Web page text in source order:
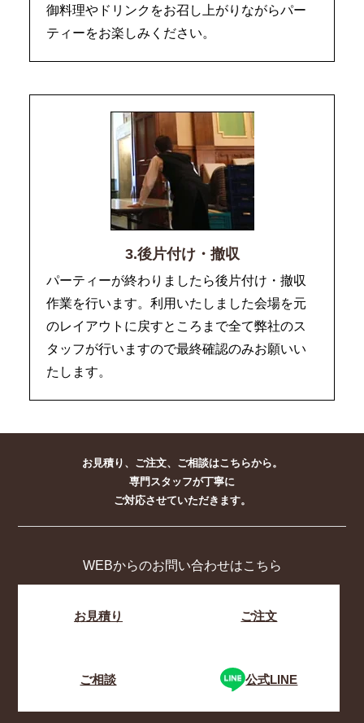
御料理やドリンクをお召し上がりながらパー
ティーをお楽しみください。
3.後片付け・撤収
パーティーが終わりましたら後片付け・撤収
作業を行います。利用いたしました会場を元
のレイアウトに戻すところまで全て弊社のス
タッフが行いますので最終確認のみお願いい
たします。
お見積り、ご注文、ご相談はこちらから。
専門スタッフが丁寧に
ご対応させていただきます。
WEBからのお問い合わせはこちら
お見積り ご注文
ご相談 公式LINE